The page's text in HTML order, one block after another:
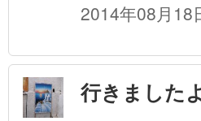
2014年08月18
行きました